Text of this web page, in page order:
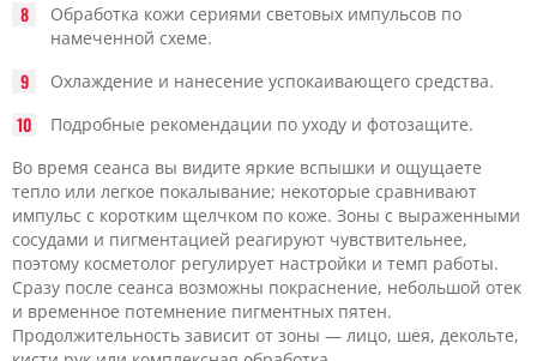
Обработка кожи сериями световых импульсов по
намеченной схеме.
Охлаждение и нанесение успокаивающего средства.
Подробные рекомендации по уходу и фотозащите.
Во время сеанса вы видите яркие вспышки и ощущаете
тепло или легкое покалывание; некоторые сравнивают
импульс с коротким щелчком по коже. Зоны с выраженными
сосудами и пигментацией реагируют чувствительнее,
поэтому косметолог регулирует настройки и темп работы.
Сразу после сеанса возможны покраснение, небольшой отек
и временное потемнение пигментных пятен.
Продолжительность зависит от зоны — лицо, шея, декольте,